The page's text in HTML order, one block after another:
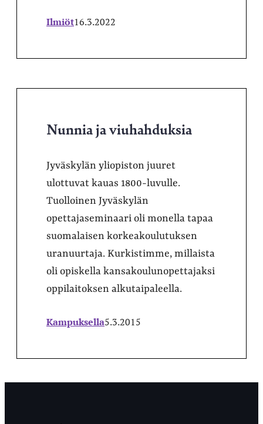
Ilmiöt16.3.2022
Nunnia ja viuhahduksia
Jyväskylän yliopiston juuret
ulottuvat kauas 1800-luvulle.
Tuolloinen Jyväskylän
opettajaseminaari oli monella tapaa
suomalaisen korkeakoulutuksen
uranuurtaja. Kurkistimme, millaista
oli opiskella kansakoulunopettajaksi
oppilaitoksen alkutaipaleella.
Kampuksella5.3.2015